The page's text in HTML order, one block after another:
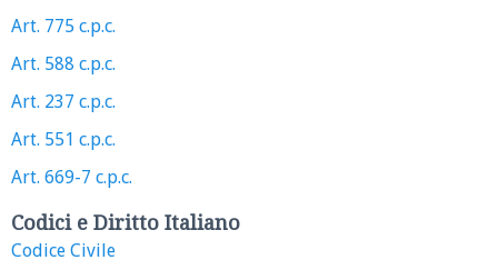
Art. 775 c.p.c.
Art. 588 c.p.c.
Art. 237 c.p.c.
Art. 551 c.p.c.
Art. 669-7 c.p.c.
Codici e Diritto Italiano
Codice Civile